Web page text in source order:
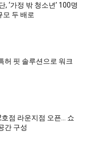
, ‘가정 밖 청소년’ 100명
모 두 배로
허 핏 솔루션으로 워크
점 라운지점 오픈… 쇼
간 구성